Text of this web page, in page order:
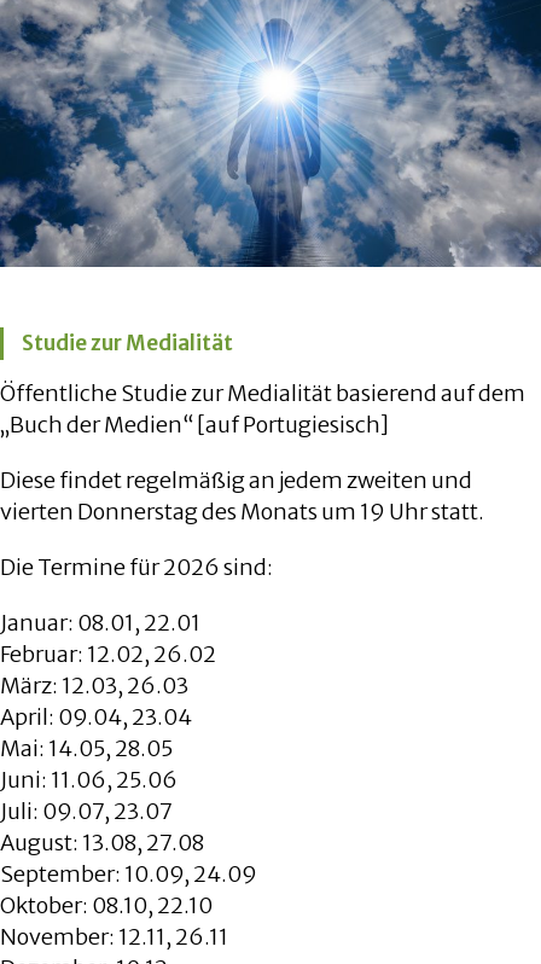
Studie zur Medialität
Öffentliche Studie zur Medialität basierend auf dem
„Buch der Medien“ [auf Portugiesisch]
Diese findet regelmäßig an jedem zweiten und
vierten Donnerstag des Monats um 19 Uhr statt.
Die Termine für 2026 sind:
Januar: 08.01, 22.01
Februar: 12.02, 26.02
März: 12.03, 26.03
April: 09.04, 23.04
Mai: 14.05, 28.05
Juni: 11.06, 25.06
Juli: 09.07, 23.07
August: 13.08, 27.08
September: 10.09, 24.09
Oktober: 08.10, 22.10
November: 12.11, 26.11